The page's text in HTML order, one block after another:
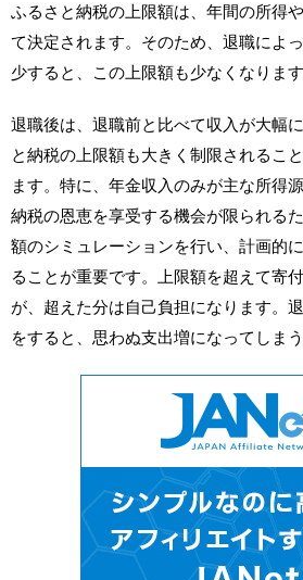
ふるさと納税の上限額は、年間の所得
て決定されます。そのため、退職によ
少すると、この上限額も少なくなります
退職後は、退職前と比べて収入が大幅
と納税の上限額も大きく制限されるこ
ます。特に、年金収入のみが主な所得
納税の恩恵を享受する機会が限られる
額のシミュレーションを行い、計画的
ることが重要です。上限額を超えて寄
が、超えた分は自己負担になります。
をすると、思わぬ支出増になってしま